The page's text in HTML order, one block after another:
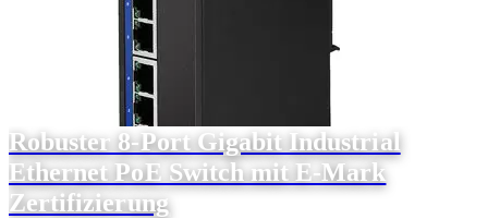
Robuster 8-Port Gigabit Industrial
Ethernet PoE Switch mit E-Mark
Zertifizierung